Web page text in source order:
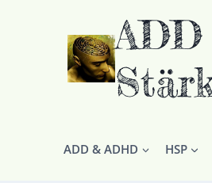
ADD & ADHD HSP